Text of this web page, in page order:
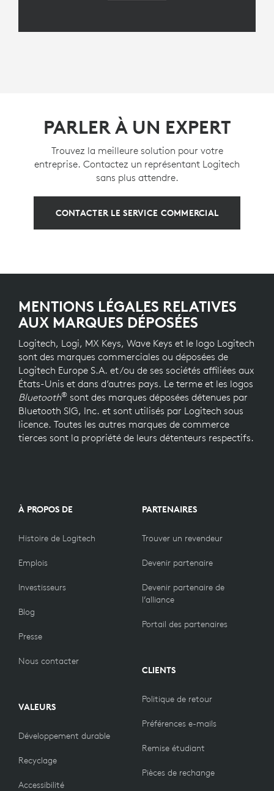
PARLER À UN EXPERT
Trouvez la meilleure solution pour votre
entreprise. Contactez un représentant Logitech
sans plus attendre.
CONTACTER LE SERVICE COMMERCIAL
MENTIONS LÉGALES RELATIVES
AUX MARQUES DÉPOSÉES
Logitech, Logi, MX Keys, Wave Keys et le logo Logitech
sont des marques commerciales ou déposées de
Logitech Europe S.A. et/ou de ses sociétés affiliées aux
États-Unis et dans d’autres pays. Le terme et les logos
Bluetooth® sont des marques déposées détenues par
Bluetooth SIG, Inc. et sont utilisés par Logitech sous
licence. Toutes les autres marques de commerce
tierces sont la propriété de leurs détenteurs respectifs.
À PROPOS DE
Histoire de Logitech
Emplois
Investisseurs
Blog
Presse
Nous contacter
VALEURS
Développement durable
Recyclage
Accessibilité
PARTENAIRES
Trouver un revendeur
Devenir partenaire
Devenir partenaire de
l’alliance
Portail des partenaires
CLIENTS
Politique de retour
Préférences e-mails
Remise étudiant
Pièces de rechange